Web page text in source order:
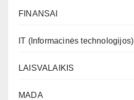
FINANSAI
IT (Informacinės technologijos)
LAISVALAIKIS
MADA